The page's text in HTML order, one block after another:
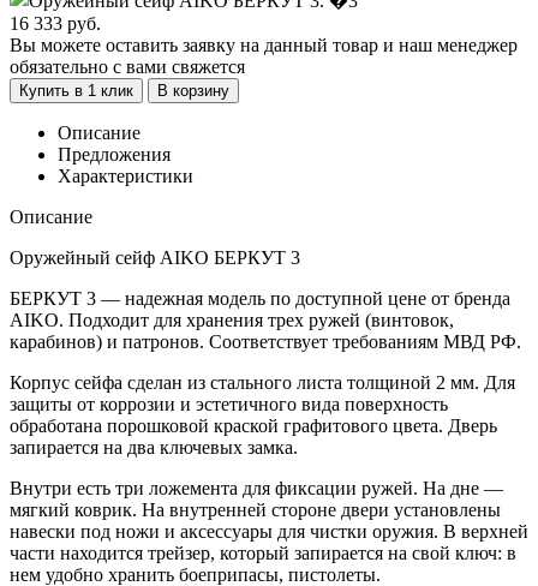
16 333 руб.
Вы можете оставить заявку на данный товар и наш менеджер
обязательно с вами свяжется
Купить в 1 клик В корзину
Описание
Предложения
Характеристики
Описание
Оружейный сейф AIKO БЕРКУТ 3
БЕРКУТ 3 — надежная модель по доступной цене от бренда
AIKO. Подходит для хранения трех ружей (винтовок,
карабинов) и патронов. Соответствует требованиям МВД РФ.
Корпус сейфа сделан из стального листа толщиной 2 мм. Для
защиты от коррозии и эстетичного вида поверхность
обработана порошковой краской графитового цвета. Дверь
запирается на два ключевых замка.
Внутри есть три ложемента для фиксации ружей. На дне —
мягкий коврик. На внутренней стороне двери установлены
навески под ножи и аксессуары для чистки оружия. В верхней
части находится трейзер, который запирается на свой ключ: в
нем удобно хранить боеприпасы, пистолеты.